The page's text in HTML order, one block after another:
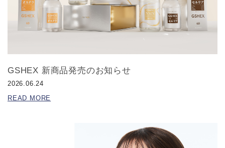
GSHEX 新商品発売のお知らせ
2026.06.24
READ MORE